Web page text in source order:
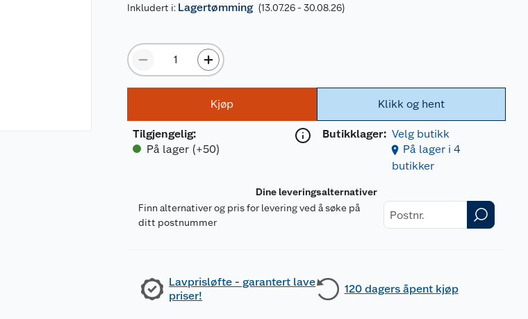
Inkludert i: Lagertømming (13.07.26 - 30.08.26)
Kjøp
Tilgjengelig:
På lager (+50)
Klikk og hent
Butikklager: Velg butikk
På lager i 4
butikker
Dine leveringsalternativer
Finn alternativer og pris for levering ved å søke på
ditt postnummer
Lavprisløfte - garantert lave
priser!
120 dagers åpent kjøp